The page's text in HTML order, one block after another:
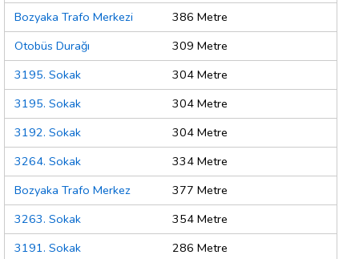
Bozyaka Trafo Merkezi
386 Metre
Otobüs Durağı
309 Metre
3195. Sokak
304 Metre
3195. Sokak
304 Metre
3192. Sokak
304 Metre
3264. Sokak
334 Metre
Bozyaka Trafo Merkez
377 Metre
3263. Sokak
354 Metre
3191. Sokak
286 Metre